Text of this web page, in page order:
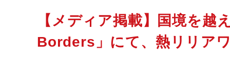
【メディア掲載】国境を越
Borders」にて、熱リリア